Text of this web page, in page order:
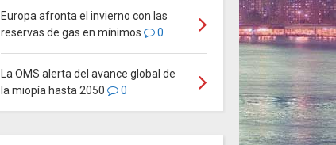
Europa afronta el invierno con las
reservas de gas en mínimos
0
La OMS alerta del avance global de
la miopía hasta 2050
0